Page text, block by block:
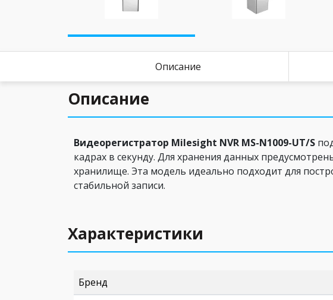
Описание
Описание
Видеорегистратор Milesight NVR MS-N1009-UT/S
кадрах в секунду. Для хранения данных
хранилище. Эта модель идеально подходит для
стабильной записи.
Характеристики
Бренд